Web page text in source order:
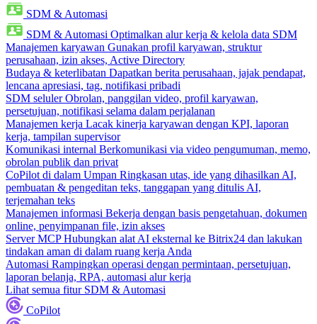
SDM & Automasi
SDM & Automasi Optimalkan alur kerja & kelola data SDM
Manajemen karyawan Gunakan profil karyawan, struktur
perusahaan, izin akses, Active Directory
Budaya & keterlibatan Dapatkan berita perusahaan, jajak pendapat,
lencana apresiasi, tag, notifikasi pribadi
SDM seluler Obrolan, panggilan video, profil karyawan,
persetujuan, notifikasi selama dalam perjalanan
Manajemen kerja Lacak kinerja karyawan dengan KPI, laporan
kerja, tampilan supervisor
Komunikasi internal Berkomunikasi via video pengumuman, memo,
obrolan publik dan privat
CoPilot di dalam Umpan Ringkasan utas, ide yang dihasilkan AI,
pembuatan & pengeditan teks, tanggapan yang ditulis AI,
terjemahan teks
Manajemen informasi Bekerja dengan basis pengetahuan, dokumen
online, penyimpanan file, izin akses
Server MCP Hubungkan alat AI eksternal ke Bitrix24 dan lakukan
tindakan aman di dalam ruang kerja Anda
Automasi Rampingkan operasi dengan permintaan, persetujuan,
laporan belanja, RPA, automasi alur kerja
Lihat semua fitur SDM & Automasi
CoPilot